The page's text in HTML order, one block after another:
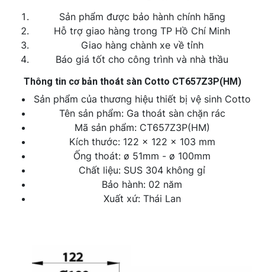
Sản phẩm được bảo hành chính hãng
Hỗ trợ giao hàng trong TP Hồ Chí Minh
Giao hàng chành xe về tỉnh
Báo giá tốt cho công trình và nhà thầu
Thông tin cơ bản thoát sàn Cotto CT657Z3P(HM)
Sản phẩm của thương hiệu thiết bị vệ sinh Cotto
Tên sản phẩm: Ga thoát sàn chặn rác
Mã sản phẩm: CT657Z3P(HM)
Kích thước: 122 x 122 x 103 mm
Ống thoát: ø 51mm - ø 100mm
Chất liệu: SUS 304 không gỉ
Bảo hành: 02 năm
Xuất xứ: Thái Lan